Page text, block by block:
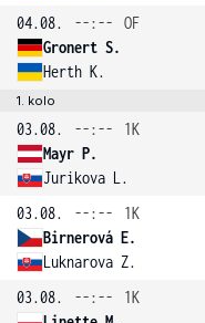
04.08.
--:--
OF
Gronert S.
Herth K.
1. kolo
03.08. --:--
1K
Mayr P.
Jurikova L.
03.08.
--:--
1K
Birnerová E.
Luknarova Z.
03.08.
--:--
1K